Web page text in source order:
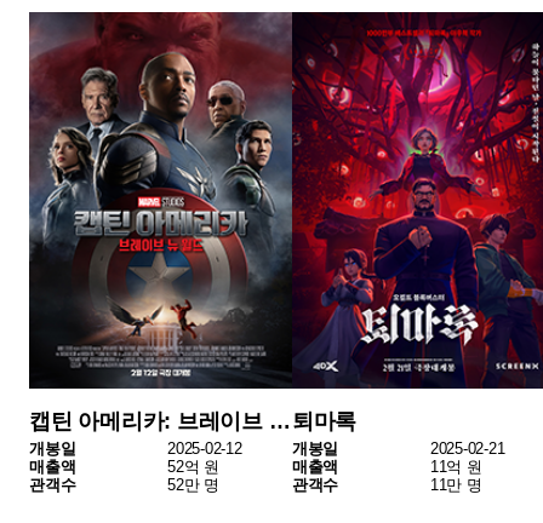
개봉일
2025-02-12
매출액
52억 원
관객수
52만 명
개봉일
2025-02-21
11억 원
관객수
11만 명
말할 수 없는 비밀
개봉일
2025-01-27
매출액
7억 원
관객수
그 시절, 우리가 좋아했던 소녀